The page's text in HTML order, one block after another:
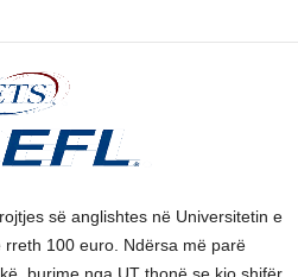
së anglishtes në Universitetin e
100 euro. Ndërsa më parë